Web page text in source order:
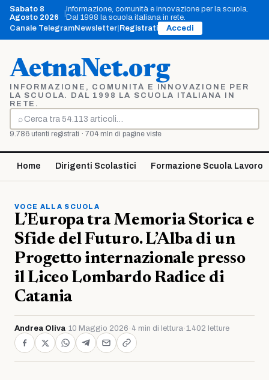
Vai
contenuto
Sabato 8
Agosto 2026
Informazione, comunità e innovazione per la scuola.
Dal 1998 la scuola italiana in rete.
Canale TelegramNewsletter Registrati Accedi
AetnaNet.org
INFORMAZIONE, COMUNITÀ E INNOVAZIONE PER
LA SCUOLA. DAL 1998 LA SCUOLA ITALIANA IN
RETE.
⌕
Cerca
9.786 utenti registrati · 704 mln di pagine viste
Home Dirigenti Scolastici Formazione Scuola Lavoro
VOCE ALLA SCUOLA
L’Europa tra Memoria Storica e
Sfide del Futuro. L’Alba di un
Progetto internazionale presso
il Liceo Lombardo Radice di
Catania
Andrea Oliva·10 Maggio 2026 · 4 min di lettura·1.402 letture